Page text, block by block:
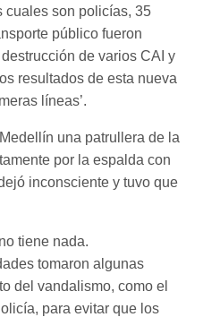
cuales son policías, 35
público fueron
de varios CAI y
resultados de esta nueva
líneas’.
una patrullera de la
por la espalda con
inconsciente y tuvo que
tiene nada.
tomaron algunas
del vandalismo, como el
para evitar que los